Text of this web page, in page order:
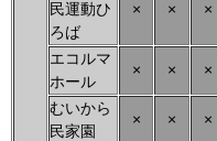
民運動ひ
ろば
× × ×
エコルマ
ホール
× × ×
むいから
民家園
× × ×